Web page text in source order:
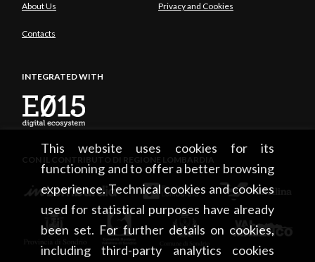
This website uses cookies for its
functioning and to offer a better browsing
experience. Technical cookies and cookies
used for statistical purposes have already
been set. For further details on cookies,
including third-party analytics cookies
About Us Privacy and Cookies
Contacts
INTEGRATED WITH
CON IL CONTRIBUTO DI REGIONE LOMBARDIA